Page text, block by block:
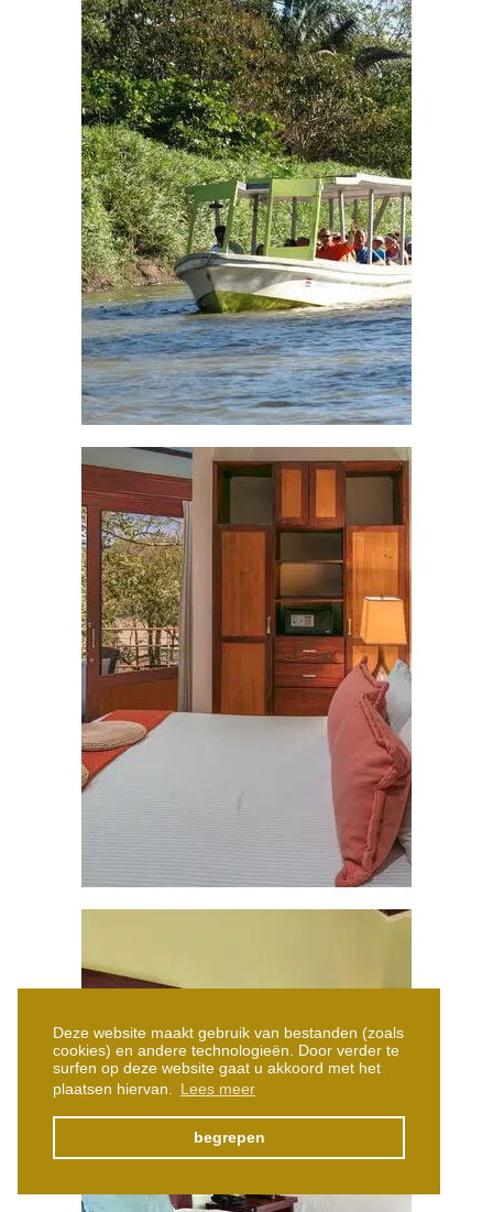
Deze website maakt gebruik van bestanden (zoals
cookies) en andere technologieën. Door verder te
surfen op deze website gaat u akkoord met het
plaatsen hiervan.
Lees meer
begrepen